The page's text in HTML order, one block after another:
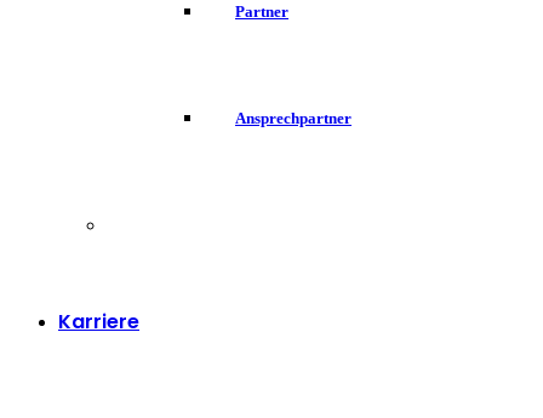
Partner
Ansprechpartner
Karriere